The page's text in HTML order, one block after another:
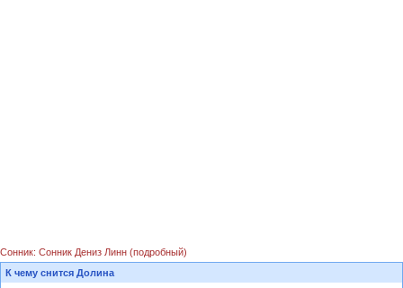
Сонник: Сонник Дениз Линн (подробный)
К чему снится Долина